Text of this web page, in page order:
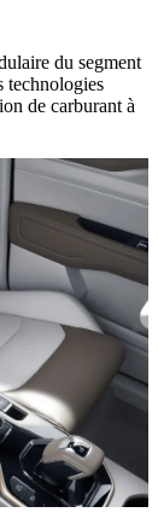
du segment
technologies
de carburant à